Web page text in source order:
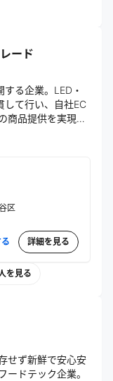
ード
る企業。LED・
して行い、自社EC
商品提供を実現
とブランド価値
区
詳細を見る
を見る
せず新鮮で安心安
ドテック企業。